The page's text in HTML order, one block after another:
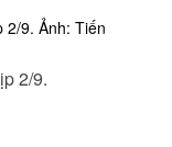
2/9.